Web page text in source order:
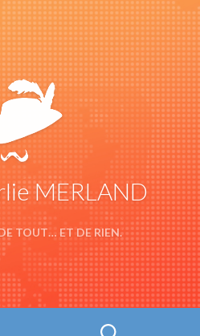
MERLAND
TOUT… ET DE RIEN.